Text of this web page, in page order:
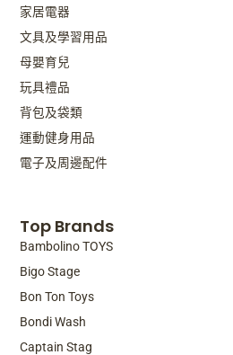
Top Brands
Bambolino TOYS
Bigo Stage
Bon Ton Toys
Bondi Wash
Captain Stag
家居電器
文具及學習用品
母嬰育兒
玩具禮品
背包及袋類
運動健身用品
電子及周邊配件